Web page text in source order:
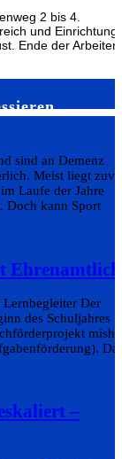
2 bis 4.
und Einrichtung
Ende der Arbeiten:
sind an Demenz
Meist liegt
Laufe der Jahre
Doch kann Sport
Der
des Schuljahres
misha
–